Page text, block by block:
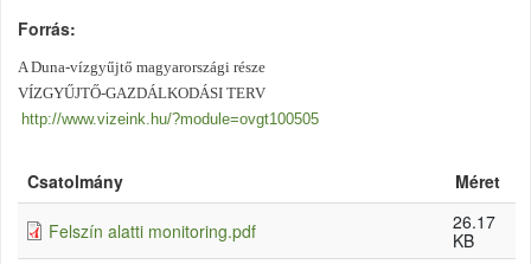
Forrás
A Duna-vízgyűjtő magyarországi része
VÍZGYŰJTŐ-GAZDÁLKODÁSI TERV
http://www.vizeink.hu/?module=ovgt100505
Csatolmány Méret
Felszín alatti monitoring.pdf
26.17
KB